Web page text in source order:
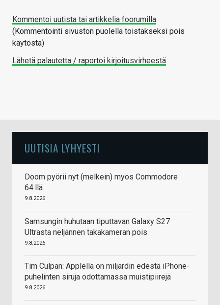
Kommentoi uutista tai artikkelia foorumilla
(Kommentointi sivuston puolella toistakseksi pois
käytöstä)
Lähetä palautetta / raportoi kirjoitusvirheestä
UUTISIA LYHYESTI
Doom pyörii nyt (melkein) myös Commodore
64:llä
9.8.2026
Samsungin huhutaan tiputtavan Galaxy S27
Ultrasta neljännen takakameran pois
9.8.2026
Tim Culpan: Applella on miljardin edestä iPhone-
puhelinten siruja odottamassa muistipiirejä
9.8.2026